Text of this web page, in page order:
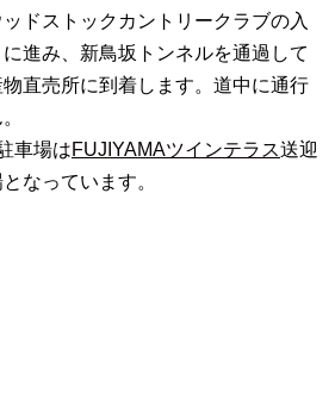
ドストックカントリークラブの入
進み、新鳥坂トンネルを通過して
直売所に到着します。道中に通行
車場はFUJIYAMAツインテラス送迎
なっています。